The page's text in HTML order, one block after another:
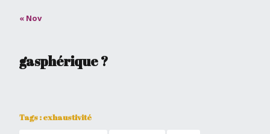
« Nov
gasphérique ?
Tags : exhaustivité